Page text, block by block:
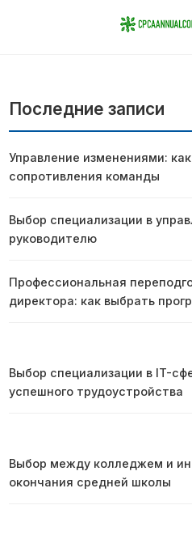
Последние записи
Управление изменениями:
сопротивления команды
Выбор специализации в
руководителю
Профессиональная
директора: как выбрать
Выбор специализации в IT-
успешного трудоустройства
Выбор между колледжем и
окончания средней школы